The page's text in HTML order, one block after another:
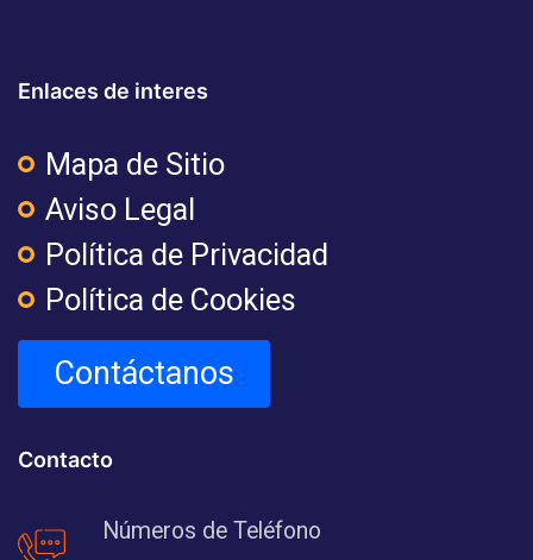
Enlaces de interes
Mapa de Sitio
Aviso Legal
Política de Privacidad
Política de Cookies
Contáctanos
Contacto
Números de Teléfono